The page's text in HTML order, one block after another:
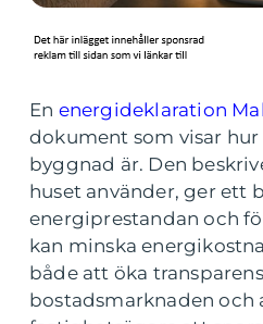
En energideklaration
dokument som visar
byggnad är. Den
huset använder, ger ett
energiprestandan och
kan minska
både att öka
bostadsmarknaden och